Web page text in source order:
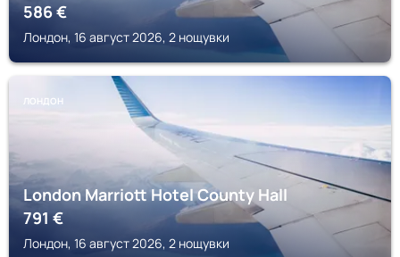
586€
Лондон, 16 август 2026, 2 нощувки
ЛОНДОН
London Marriott Hotel County Hall
791€
Лондон, 16 август 2026, 2 нощувки